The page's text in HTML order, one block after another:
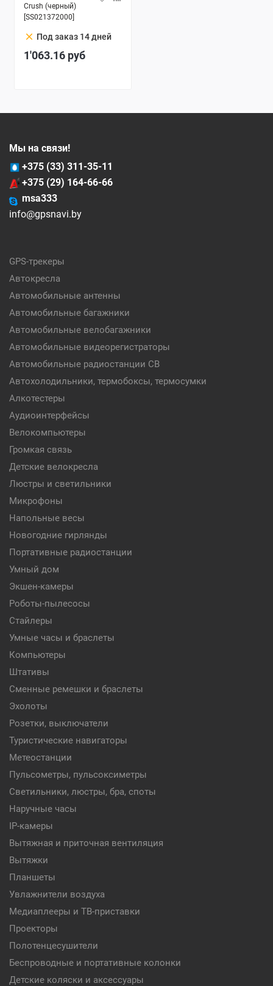
Crush (черный)
[SS021372000]
clear Под заказ 14 дней
1'063.16 руб
Мы на связи!
+375 (33) 311-35-11
+375 (29) 164-66-66
msa333
info@gpsnavi.by
GPS-трекеры
Автокресла
Автомобильные антенны
Автомобильные багажники
Автомобильные велобагажники
Автомобильные видеорегистраторы
Автомобильные радиостанции CB
Автохолодильники, термобоксы, термосумки
Алкотестеры
Аудиоинтерфейсы
Велокомпьютеры
Громкая связь
Детские велокресла
Люстры и светильники
Микрофоны
Напольные весы
Новогодние гирлянды
Портативные радиостанции
Умный дом
Экшен-камеры
Роботы-пылесосы
Стайлеры
Умные часы и браслеты
Компьютеры
Штативы
Сменные ремешки и браслеты
Эхолоты
Розетки, выключатели
Туристические навигаторы
Метеостанции
Пульсометры, пульсоксиметры
Светильники, люстры, бра, споты
Наручные часы
IP-камеры
Вытяжная и приточная вентиляция
Вытяжки
Планшеты
Увлажнители воздуха
Медиаплееры и ТВ-приставки
Проекторы
Полотенцесушители
Беспроводные и портативные колонки
Детские коляски и аксессуары